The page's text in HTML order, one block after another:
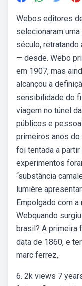
Webos editores
selecionaram
século,
— desde. Webo
em 1907, mas
alcançou a
sensibilidade do
viagem no túnel
públicos e
primeiros anos
foi tentada a
experimentos
“substância
lumière
Empolgado com a
Webquando
brasil? A primeira
data de 1860, e
marc ferrez,.
6. 2k views 7